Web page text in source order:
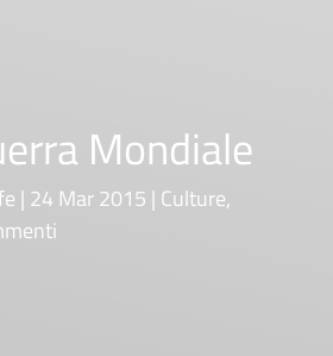
Mondiale
24 Mar 2015 Culture,